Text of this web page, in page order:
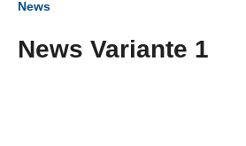
News
News Variante 1